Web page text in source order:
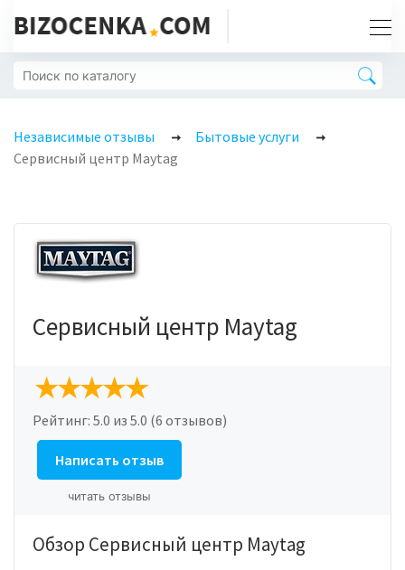
Независимые отзывы
Бытовые услуги
Сервисный центр Maytag
Сервисный центр Maytag
Рейтинг: 5.0 из 5.0 (6 отзывов)
Написать отзыв
читать отзывы
Обзор Сервисный центр Maytag